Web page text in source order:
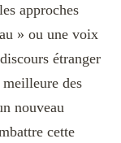
approches
» ou une voix
étranger
des
nouveau
cette